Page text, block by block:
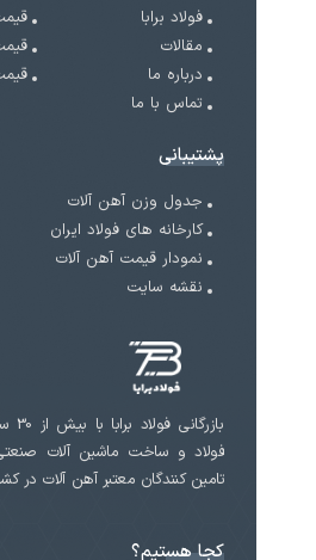
فولاد برابا
مقالات
درباره ما
تماس با ما
پشتیبانی
جدول وزن آهن آلات
کارخانه های فولاد ایران
نمودار قیمت آهن آلات
نقشه سایت
فولاد و ساخت ماشین آلات
تامین کنندگان معتبر آهن آلات در
کجا هستیم؟